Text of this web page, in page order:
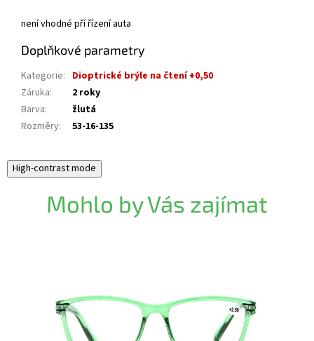
není vhodné pří řízení auta
Doplňkové parametry
Kategorie: Dioptrické brýle na čtení +0,50
Záruka:
2 roky
Barva:
žlutá
Rozměry: 53-16-135
High-contrast mode
Mohlo by Vás zajímat